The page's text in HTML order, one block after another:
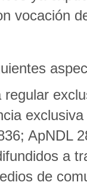
vocación
ApNDL
a
de